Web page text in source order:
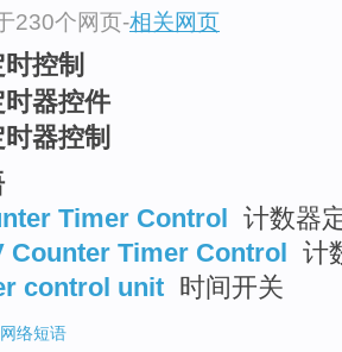
230个网页-相关网页
控制
时器控件
时器控制
Timer Control 计数器
Counter Timer Control 计
control unit 时间开关
网络短语